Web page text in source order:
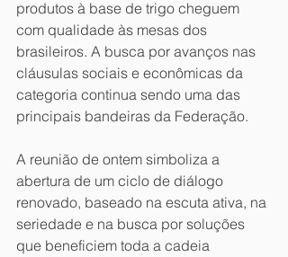
produtos à base de trigo cheguem
com qualidade às mesas dos
brasileiros. A busca por avanços nas
cláusulas sociais e econômicas da
categoria continua sendo uma das
principais bandeiras da Federação.
A reunião de ontem simboliza a
abertura de um ciclo de diálogo
renovado, baseado na escuta ativa, na
seriedade e na busca por soluções
que beneficiem toda a cadeia